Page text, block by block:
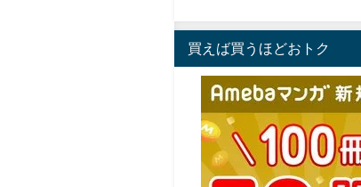
買えば買うほどおトク